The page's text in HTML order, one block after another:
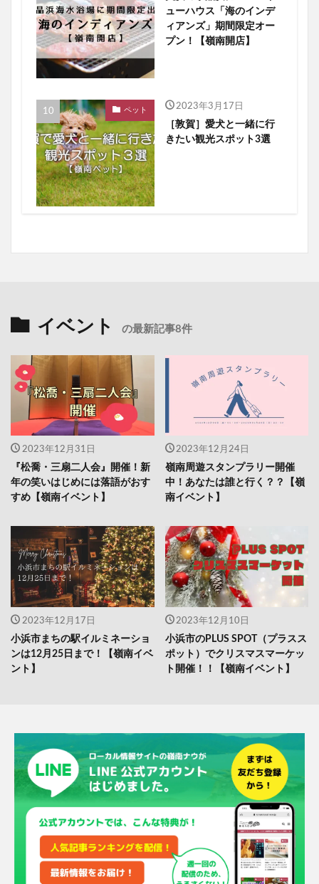
ューハウス「海のインデ
ィアンズ」期間限定オー
プン！【嶺南開店】
ペット 2023年3月17日
［敦賀］愛犬と一緒に行
きたい観光スポット3選
イベント の最新記事8件
2023年12月31日
『松喬・三扇二人会』開催！新
年の笑いはじめには落語がおす
すめ【嶺南イベント】
2023年12月24日
嶺南周遊スタンプラリー開催
中！あなたは誰と行く？？【嶺
南イベント】
2023年12月17日
小浜市まちの駅イルミネーショ
ンは12月25日まで！【嶺南イベ
ント】
2023年12月10日
小浜市のPLUS SPOT（プラスス
ポット）でクリスマスマーケッ
ト開催！！【嶺南イベント】